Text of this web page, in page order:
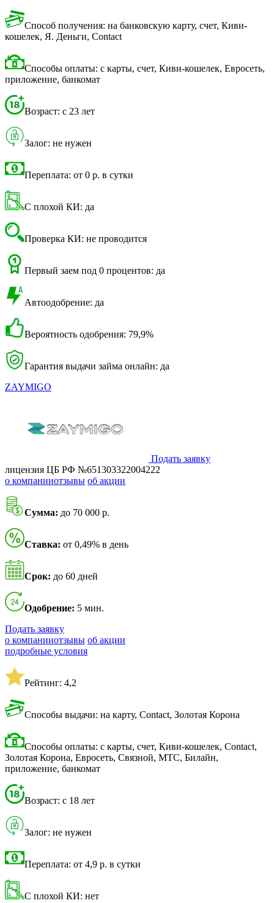
Способ получения: на банковскую карту, счет, Киви-
кошелек, Я. Деньги, Contact
Способы оплаты: с карты, счет, Киви-кошелек, Евросеть,
приложение, банкомат
Возраст: с 23 лет
Залог: не нужен
Переплата: от 0 р. в сутки
С плохой КИ: да
Проверка КИ: не проводится
Первый заем под 0 процентов: да
Автоодобрение: да
Вероятность одобрения: 79,9%
Гарантия выдачи займа онлайн: да
ZAYMIGO
Подать заявку
лицензия ЦБ РФ №651303322004222
о компанииотзывы об акции
Сумма: до 70 000 р.
Ставка: от 0,49% в день
Срок: до 60 дней
Одобрение: 5 мин.
Подать заявку
о компанииотзывы об акции
подробные условия
Рейтинг: 4,2
Способы выдачи: на карту, Contact, Золотая Корона
Способы оплаты: с карты, счет, Киви-кошелек, Contact,
Золотая Корона, Евросеть, Связной, МТС, Билайн,
приложение, банкомат
Возраст: с 18 лет
Залог: не нужен
Переплата: от 4,9 р. в сутки
С плохой КИ: нет